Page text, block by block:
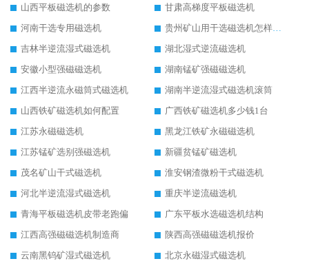
山西平板磁选机的参数
甘肃高梯度平板磁选机
河南干选专用磁选机
贵州矿山用干选磁选机怎样调磁
吉林半逆流湿式磁选机
湖北湿式逆流磁选机
安徽小型强磁磁选机
湖南锰矿强磁磁选机
江西半逆流永磁筒式磁选机
湖南半逆流湿式磁选机滚筒
山西铁矿磁选机如何配置
广西铁矿磁选机多少钱1台
江苏永磁磁选机
黑龙江铁矿永磁磁选机
江苏锰矿选别强磁选机
新疆贫锰矿磁选机
茂名矿山干式磁选机
淮安钢渣微粉干式磁选机
河北半逆流湿式磁选机
重庆半逆流磁选机
青海平板磁选机皮带老跑偏
广东平板水选磁选机结构
江西高强磁磁选机制造商
陕西高强磁磁选机报价
云南黑钨矿湿式磁选机
北京永磁湿式磁选机